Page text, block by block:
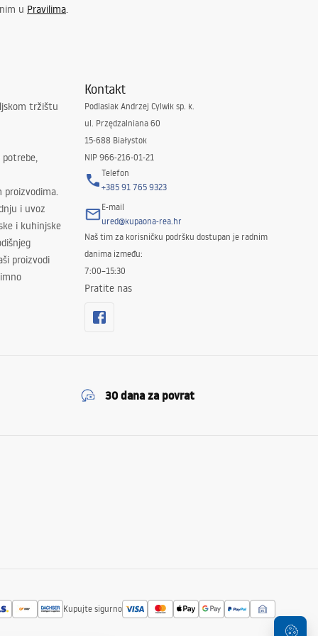
u Pravilima.
tržištu
potrebe,
i uvoz
i kuhinjske
proizvodi
Kontakt
Podlasiak Andrzej Cylwik sp. k.
ul. Przędzalniana 60
15-688 Białystok
NIP 966-216-01-21
Telefon
+385 91 765 9323
E-mail
ured@kupaona-rea.hr
Naš tim za korisničku podršku dostupan je radnim
danima između:
7:00–15:30
Pratite nas
30 dana za povrat
Kupujte sigurno